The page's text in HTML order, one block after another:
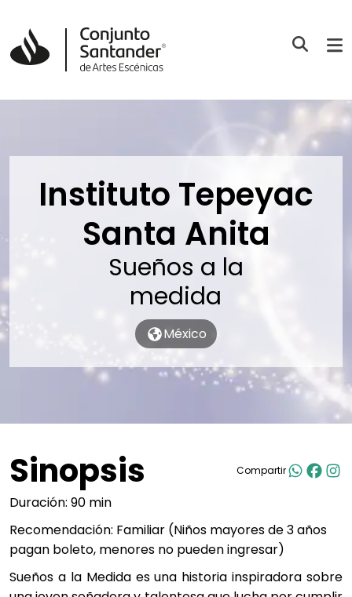
Instituto Tepeyac
Santa Anita
Sueños a la
medida
México
Sinopsis Compartir
Duración: 90 min
Recomendación: Familiar (Niños mayores de 3 años
pagan boleto, menores no pueden ingresar)
Sueños a la Medida es una historia inspiradora sobre